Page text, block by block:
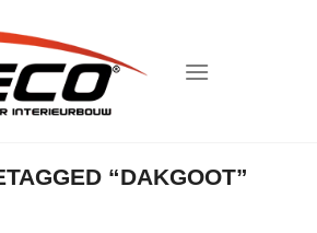
“DAKGOOT”